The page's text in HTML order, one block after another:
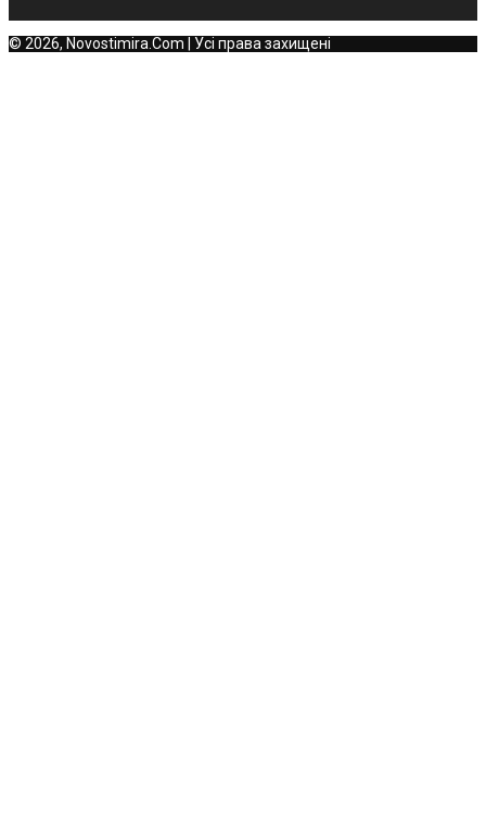
© 2026, Novostimira.Com | Усі права захищені